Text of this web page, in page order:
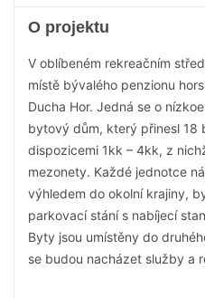
O projektu
V oblíbeném rekreačním
místě bývalého penzionu
Ducha Hor. Jedná se o
bytový dům, který přinesl 18
dispozicemi 1kk – 4kk, z
mezonety. Každé jednotce
výhledem do okolní krajiny,
parkovací stání s nabíjecí
Byty jsou umístěny do
se budou nacházet služby a